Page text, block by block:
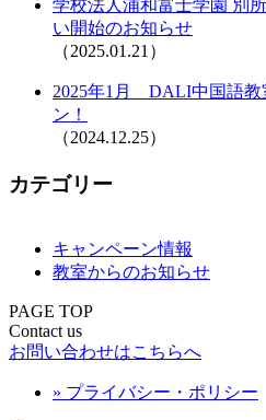
学校法人浦和富士学園 別
い開始のお知らせ
（2025.01.21）
2025年1月 DALI中国語教
ン！
（2024.12.25）
カテゴリー
キャンペーン情報
教室からのお知らせ
PAGE TOP
Contact us
お問い合わせはこちらへ
» プライバシー・ポリシー